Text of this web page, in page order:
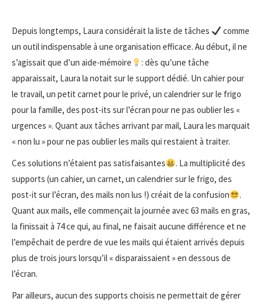
Depuis longtemps, Laura considérait la liste de tâches
comme
un outil indispensable à une organisation efficace. Au début, il ne
s’agissait que d’un aide-mémoire
: dès qu’une tâche
apparaissait, Laura la notait sur le support dédié. Un cahier pour
le travail, un petit carnet pour le privé, un calendrier sur le frigo
pour la famille, des post-its sur l’écran pour ne pas oublier les «
urgences ». Quant aux tâches arrivant par mail, Laura les marquait
« non lu » pour ne pas oublier les mails qui restaient à traiter.
Ces solutions n’étaient pas satisfaisantes
. La multiplicité des
supports (un cahier, un carnet, un calendrier sur le frigo, des
post-it sur l’écran, des mails non lus !) créait de la confusion
.
Quant aux mails, elle commençait la journée avec 63 mails en gras,
la finissait à 74 ce qui, au final, ne faisait aucune différence et ne
l’empêchait de perdre de vue les mails qui étaient arrivés depuis
plus de trois jours lorsqu’il « disparaissaient » en dessous de
l’écran.
Par ailleurs, aucun des supports choisis ne permettait de gérer